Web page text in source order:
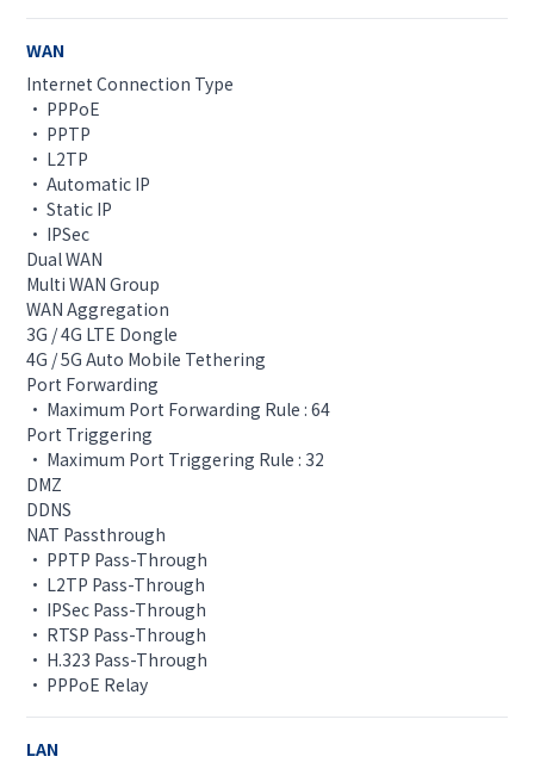
WAN
Internet Connection Type
• PPPoE
• PPTP
• L2TP
• Automatic IP
• Static IP
• IPSec
Dual WAN
Multi WAN Group
WAN Aggregation
3G / 4G LTE Dongle
4G / 5G Auto Mobile Tethering
Port Forwarding
• Maximum Port Forwarding Rule : 64
Port Triggering
• Maximum Port Triggering Rule : 32
DMZ
DDNS
NAT Passthrough
• PPTP Pass-Through
• L2TP Pass-Through
• IPSec Pass-Through
• RTSP Pass-Through
• H.323 Pass-Through
• PPPoE Relay
LAN